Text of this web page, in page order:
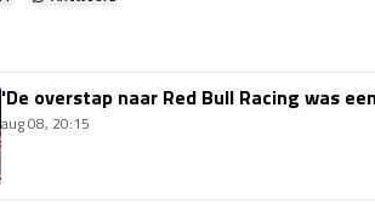
'De overstap naar Red Bull Racing was
aug 08, 20:15